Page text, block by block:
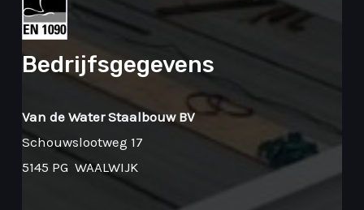
Bedrijfsgegevens
Van de Water Staalbouw BV
Schouwslootweg 17
5145 PG WAALWIJK